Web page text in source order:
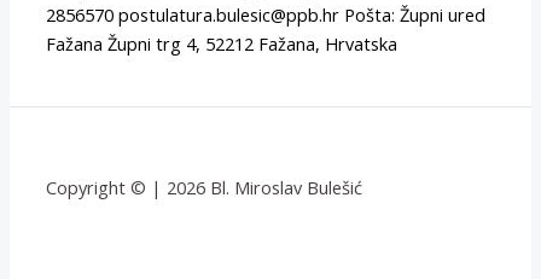
2856570 postulatura.bulesic@ppb.hr Pošta: Župni ured
Fažana Župni trg 4, 52212 Fažana, Hrvatska
Copyright © | 2026 Bl. Miroslav Bulešić